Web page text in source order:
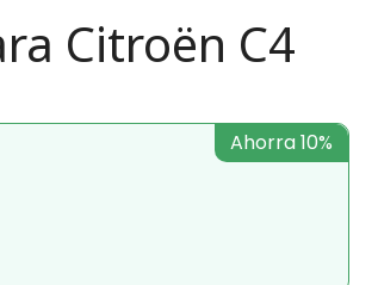
Citroën C4
Ahorra 10%